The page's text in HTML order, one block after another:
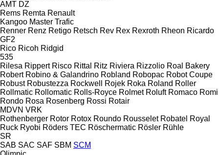
AMT DZ
Rems Remta Renault
Kangoo Master Trafic
Renner Renz Retigo Retsch Rev Rex Rexroth Rheon Ricardo
GF2
Rico Ricoh Ridgid
535
Rilesa Rippert Risco Rittal Ritz Riviera Rizzolio Roal Bakery
Robert Robino & Galandrino Robland Robopac Robot Coupe
Robust Robustezza Rockwell Rojek Roka Roland Roller
Rollmatic Rollomatic Rolls-Royce Rolmet Roluft Romaco Romi
Rondo Rosa Rosenberg Rossi Rotair
MDVN VRK
Rothenberger Rotor Rotox Roundo Rousselet Robatel Royal
Ruck Ryobi Röders TEC Röschermatic Rösler Rühle
SR
SAB SAC SAF SBM SCM